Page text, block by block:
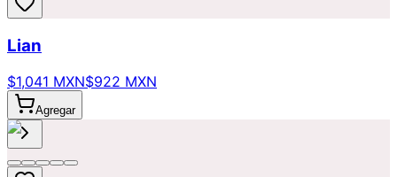
Lian
$1,041 MXN$922 MXN
Agregar